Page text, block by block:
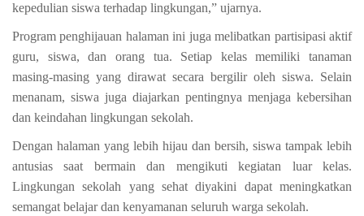
kepedulian siswa terhadap lingkungan,” ujarnya.
Program penghijauan halaman ini juga melibatkan partisipasi aktif
guru, siswa, dan orang tua. Setiap kelas memiliki tanaman
masing-masing yang dirawat secara bergilir oleh siswa. Selain
menanam, siswa juga diajarkan pentingnya menjaga kebersihan
dan keindahan lingkungan sekolah.
Dengan halaman yang lebih hijau dan bersih, siswa tampak lebih
antusias saat bermain dan mengikuti kegiatan luar kelas.
Lingkungan sekolah yang sehat diyakini dapat meningkatkan
semangat belajar dan kenyamanan seluruh warga sekolah.